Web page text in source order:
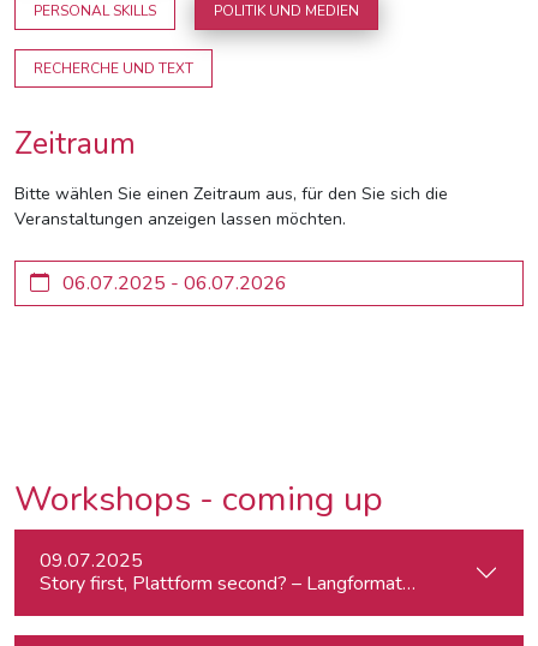
PERSONAL SKILLS POLITIK UND MEDIEN
RECHERCHE UND TEXT
Zeitraum
Bitte wählen Sie einen Zeitraum aus, für den Sie sich die
Veranstaltungen anzeigen lassen möchten.
Workshops - coming up
09.07.2025
Story first, Plattform second? – Langformat-Journalismus